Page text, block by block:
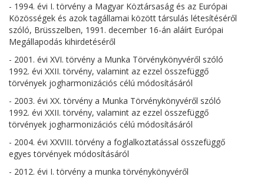
- 1994. évi I. törvény a Magyar Köztársaság és az Európai
Közösségek és azok tagállamai között társulás létesítéséről
szóló, Brüsszelben, 1991. december 16-án aláírt Európai
Megállapodás kihirdetéséről
- 2001. évi XVI. törvény a Munka Törvénykönyvéről szóló
1992. évi XXII. törvény, valamint az ezzel összefüggő
törvények jogharmonizációs célú módosításáról
- 2003. évi XX. törvény a Munka Törvénykönyvéről szóló
1992. évi XXII. törvény, valamint az ezzel összefüggő
törvények jogharmonizációs célú módosításáról
- 2004. évi XXVIII. törvény a foglalkoztatással összefüggő
egyes törvények módosításáról
- 2012. évi I. törvény a munka törvénykönyvéről